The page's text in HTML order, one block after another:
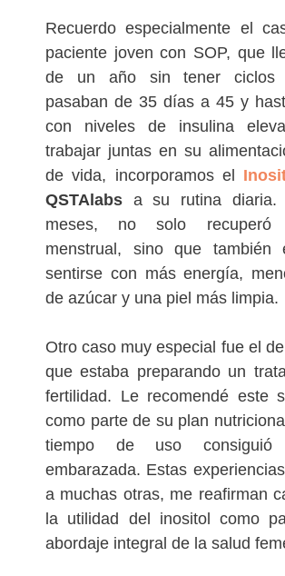
Recuerdo especialmente el
paciente joven con SOP, que
de un año sin tener ciclos
pasaban de 35 días a 45 y
con niveles de insulina
trabajar juntas en su
de vida, incorporamos el
QSTAlabs a su rutina diaria.
meses, no solo
menstrual, sino que también
sentirse con más energía,
de azúcar y una piel más limpia.
Otro caso muy especial fue el
que estaba preparando un
fertilidad. Le recomendé este
como parte de su plan
tiempo de uso consiguió
embarazada. Estas
a muchas otras, me reafirman
la utilidad del inositol como
abordaje integral de la salud